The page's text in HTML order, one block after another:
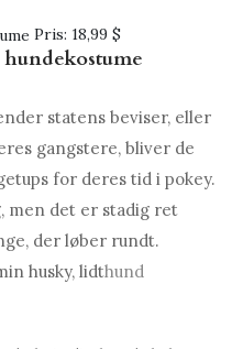
Pris: 18,99 $
statens beviser, eller
gangstere, bliver de
for deres tid i pokey.
men det er stadig ret
der løber rundt.
husky, lidthund